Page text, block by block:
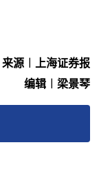
来源︱上海证券报
编辑︱梁景琴